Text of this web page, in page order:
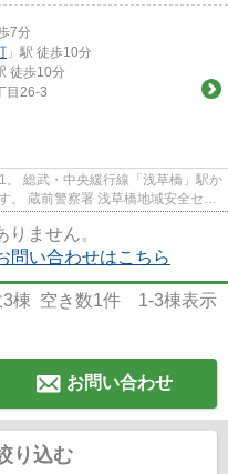
7分
」駅 徒歩10分
徒歩10分
目26-3
総武・中央緩行線「浅草橋」駅か
セン
ません。
問い合わせはこちら
3棟 空き数1件 1-3棟表示
お問い合わせ
り込む